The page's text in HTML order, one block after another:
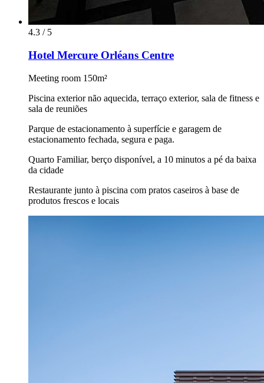
4.3 / 5
Hotel Mercure Orléans Centre
Meeting room 150m²
Piscina exterior não aquecida, terraço exterior, sala de fitness e
sala de reuniões
Parque de estacionamento à superfície e garagem de
estacionamento fechada, segura e paga.
Quarto Familiar, berço disponível, a 10 minutos a pé da baixa
da cidade
Restaurante junto à piscina com pratos caseiros à base de
produtos frescos e locais